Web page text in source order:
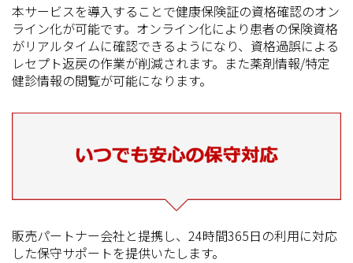
本サービスを導入することで健康保険証の資格確認のオン
ライン化が可能です。オンライン化により患者の保険資格
がリアルタイムに確認できるようになり、資格過誤による
レセプト返戻の作業が削減されます。また薬剤情報/特定
健診情報の閲覧が可能になります。
販売パートナー会社と提携し、24時間365日の利用に対応
した保守サポートを提供いたします。